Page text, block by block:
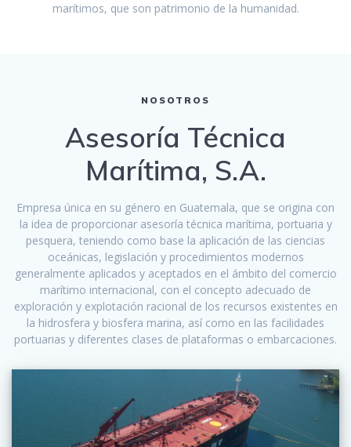
marítimos, que son patrimonio de la humanidad.
NOSOTROS
Asesoría Técnica
Marítima, S.A.
Empresa única en su género en Guatemala, que se origina con
la idea de proporcionar asesoría técnica marítima, portuaria y
pesquera, teniendo como base la aplicación de las ciencias
oceánicas, legislación y procedimientos modernos
generalmente aplicados y aceptados en el ámbito del comercio
marítimo internacional, con el concepto adecuado de
exploración y explotación racional de los recursos existentes en
la hidrosfera y biosfera marina, así como en las facilidades
portuarias y diferentes clases de plataformas o embarcaciones.